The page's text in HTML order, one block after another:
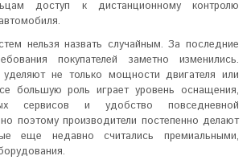
доступ к дистанционному контролю
нельзя назвать случайным. За последние
покупателей заметно изменились.
не только мощности двигателя или
большую роль играет уровень оснащения,
сервисов и удобство повседневной
поэтому производители постепенно делают
еще недавно считались премиальными,